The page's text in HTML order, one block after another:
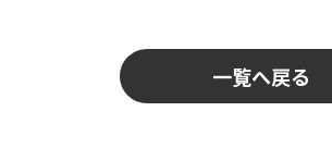
一覧へ戻る